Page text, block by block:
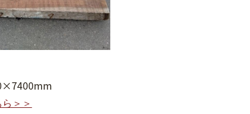
＞＞